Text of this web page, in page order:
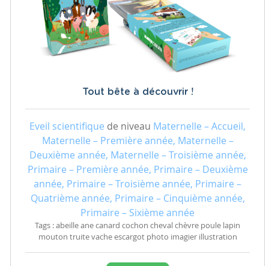
Tout bête à découvrir !
Eveil scientifique de niveau Maternelle – Accueil,
Maternelle – Première année, Maternelle –
Deuxième année, Maternelle – Troisième année,
Primaire – Première année, Primaire – Deuxième
année, Primaire – Troisième année, Primaire –
Quatrième année, Primaire – Cinquième année,
Primaire – Sixième année
Tags : abeille ane canard cochon cheval chèvre poule lapin
mouton truite vache escargot photo imagier illustration